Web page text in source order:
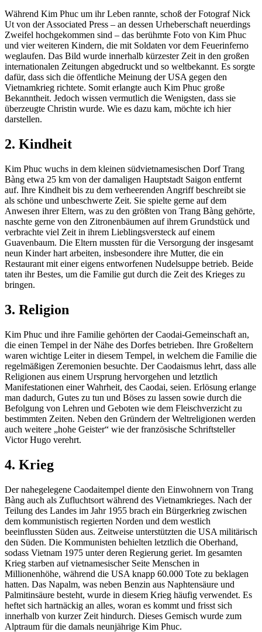
Während Kim Phuc um ihr Leben rannte, schoß der Fotograf Nick
Ut von der Associated Press – an dessen Urheberschaft neuerdings
Zweifel hochgekommen sind – das berühmte Foto von Kim Phuc
und vier weiteren Kindern, die mit Soldaten vor dem Feuerinferno
weglaufen. Das Bild wurde innerhalb kürzester Zeit in den großen
internationalen Zeitungen abgedruckt und so weltbekannt. Es sorgte
dafür, dass sich die öffentliche Meinung der USA gegen den
Vietnamkrieg richtete. Somit erlangte auch Kim Phuc große
Bekanntheit. Jedoch wissen vermutlich die Wenigsten, dass sie
überzeugte Christin wurde. Wie es dazu kam, möchte ich hier
darstellen.
2. Kindheit
Kim Phuc wuchs in dem kleinen südvietnamesischen Dorf Trang
Bàng etwa 25 km von der damaligen Hauptstadt Saigon entfernt
auf. Ihre Kindheit bis zu dem verheerenden Angriff beschreibt sie
als schöne und unbeschwerte Zeit. Sie spielte gerne auf dem
Anwesen ihrer Eltern, was zu den größten von Trang Bàng gehörte,
naschte gerne von den Zitronenbäumen auf ihrem Grundstück und
verbrachte viel Zeit in ihrem Lieblingsversteck auf einem
Guavenbaum. Die Eltern mussten für die Versorgung der insgesamt
neun Kinder hart arbeiten, insbesondere ihre Mutter, die ein
Restaurant mit einer eigens entworfenen Nudelsuppe betrieb. Beide
taten ihr Bestes, um die Familie gut durch die Zeit des Krieges zu
bringen.
3. Religion
Kim Phuc und ihre Familie gehörten der Caodai-Gemeinschaft an,
die einen Tempel in der Nähe des Dorfes betrieben. Ihre Großeltern
waren wichtige Leiter in diesem Tempel, in welchem die Familie die
regelmäßigen Zeremonien besuchte. Der Caodaismus lehrt, dass alle
Religionen aus einem Ursprung hervorgehen und letztlich
Manifestationen einer Wahrheit, des Caodai, seien. Erlösung erlange
man dadurch, Gutes zu tun und Böses zu lassen sowie durch die
Befolgung von Lehren und Geboten wie dem Fleischverzicht zu
bestimmten Zeiten. Neben den Gründern der Weltreligionen werden
auch weitere „hohe Geister“ wie der französische Schriftsteller
Victor Hugo verehrt.
4. Krieg
Der nahegelegene Caodaitempel diente den Einwohnern von Trang
Bàng auch als Zufluchtsort während des Vietnamkrieges. Nach der
Teilung des Landes im Jahr 1955 brach ein Bürgerkrieg zwischen
dem kommunistisch regierten Norden und dem westlich
beeinflussten Süden aus. Zeitweise unterstützten die USA militärisch
den Süden. Die Kommunisten behielten letztlich die Oberhand,
sodass Vietnam 1975 unter deren Regierung geriet. Im gesamten
Krieg starben auf vietnamesischer Seite Menschen in
Millionenhöhe, während die USA knapp 60.000 Tote zu beklagen
hatten. Das Napalm, was neben Benzin aus Naphtensäure und
Palmitinsäure besteht, wurde in diesem Krieg häufig verwendet. Es
heftet sich hartnäckig an alles, woran es kommt und frisst sich
innerhalb von kurzer Zeit hindurch. Dieses Gemisch wurde zum
Alptraum für die damals neunjährige Kim Phuc.